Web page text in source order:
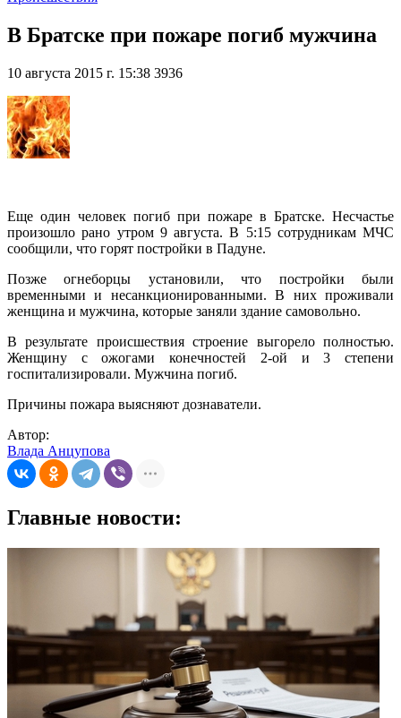
В Братске при пожаре погиб мужчина
10 августа 2015 г. 15:38 3936
Еще один человек погиб при пожаре в Братске. Несчастье
произошло рано утром 9 августа. В 5:15 сотрудникам МЧС
сообщили, что горят постройки в Падуне.
Позже огнеборцы установили, что постройки были
временными и несанкционированными. В них проживали
женщина и мужчина, которые заняли здание самовольно.
В результате происшествия строение выгорело полностью.
Женщину с ожогами конечностей 2-ой и 3 степени
госпитализировали. Мужчина погиб.
Причины пожара выясняют дознаватели.
Автор:
Влада Анцупова
Главные новости: